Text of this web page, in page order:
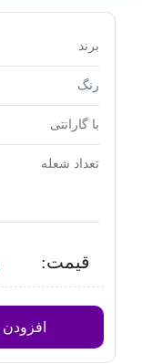
برند
رنگ
با گارانتی
تعداد شعله
قیمت:
افزودن